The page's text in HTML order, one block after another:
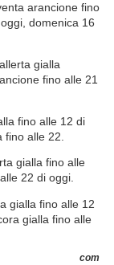
arancione fino
domenica 16
gialla
fino alle 21
fino alle 12 di
alle 22.
gialla fino alle
22 di oggi.
gialla fino alle 12
gialla fino alle
com